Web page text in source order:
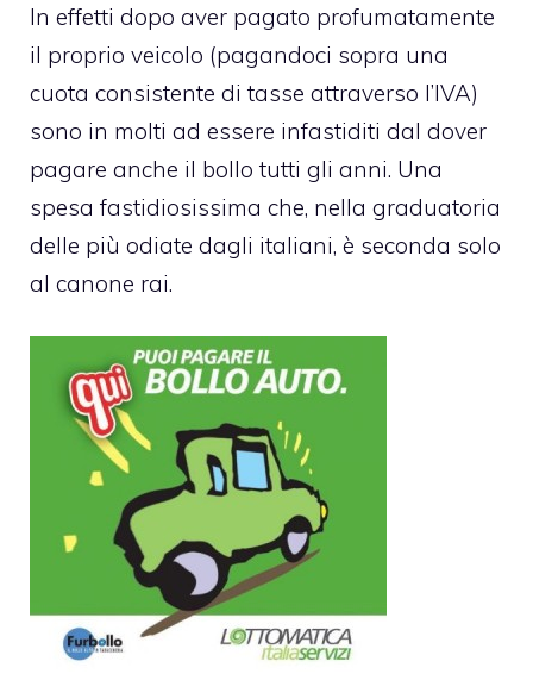
In effetti dopo aver pagato profumatamente
il proprio veicolo (pagandoci sopra una
cuota consistente di tasse attraverso l’IVA)
sono in molti ad essere infastiditi dal dover
pagare anche il bollo tutti gli anni. Una
spesa fastidiosissima che, nella graduatoria
delle più odiate dagli italiani, è seconda solo
al canone rai.